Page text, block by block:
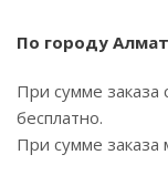
По городу
При сумме заказа
бесплатно.
При сумме заказа